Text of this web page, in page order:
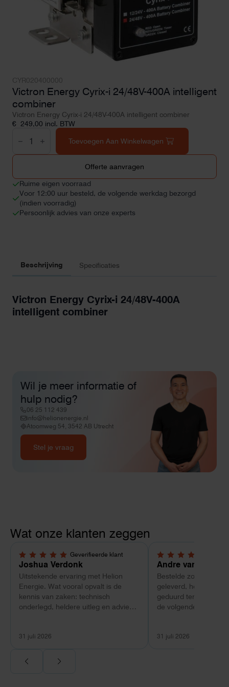
Victron Energy Cyrix-i 24/48V-400A intelligent
combiner
Victron Energy Cyrix-i 24/48V-400A intelligent combiner
€ 249,00 incl. BTW
Energy
Cyrix-
i
intelligent
combiner
aantal
Toevoegen Aan Winkelwagen
Offerte aanvragen
Ruime eigen voorraad
Voor 12:00 uur besteld, de volgende werkdag bezorgd
(indien voorradig)
Persoonlijk advies van onze experts
Beschrijving Specificaties
Victron Energy Cyrix-i 24/48V-400A
intelligent combiner
Wil je meer informatie of
hulp nodig?
06 25 112 439
info@helionenergie.nl
Atoomweg 54, 3542 AB Utrecht
Stel je vraag
Wat onze klanten zeggen
Geverifieerde klant
5,0 van 5 sterren
Joshua Verdonk
Uitstekende ervaring met Helion
Energie. Wat vooral opvalt is de
kennis van zaken: technisch
onderlegd, heldere uitleg en advies
Ook de nazorg is uitgebreid.
Voor ondernemers extra interessant:
31 juli 2026
4 van 5 sterren
Andre van
Bestelde
geleverd, heeft wel
geduurd terwijl bij
de volgende dag al
31 juli 2026